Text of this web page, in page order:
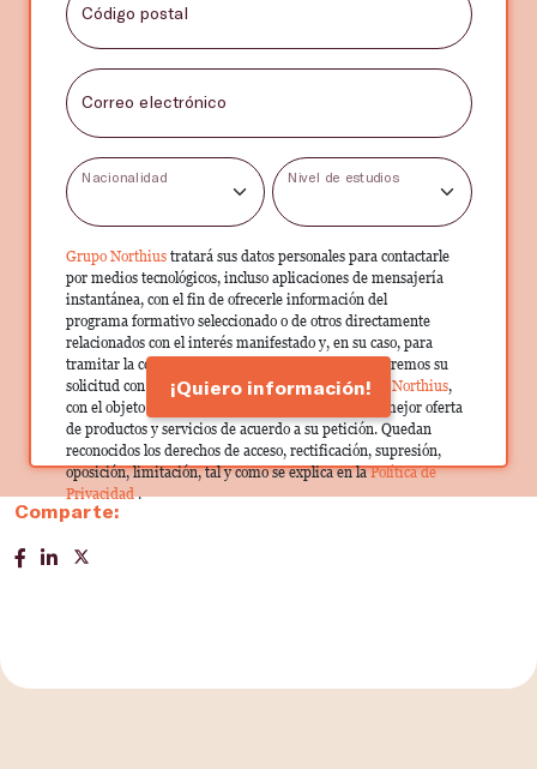
Código postal
Correo electrónico
Nacionalidad Nivel de estudios
Grupo Northius tratará sus datos personales para contactarle
por medios tecnológicos, incluso aplicaciones de mensajería
instantánea, con el fin de ofrecerle información del
programa formativo seleccionado o de otros directamente
relacionados con el interés manifestado y, en su caso, para
tramitar la contratación correspondiente. Compartiremos su
solicitud con las empresas que conforman elGrupo Northius,
con el objeto de que estas puedan hacerle llegar la mejor oferta
de productos y servicios de acuerdo a su petición. Quedan
reconocidos los derechos de acceso, rectificación, supresión,
oposición, limitación, tal y como se explica en laPolítica de
Privacidad.
¡Quiero información!
Comparte: